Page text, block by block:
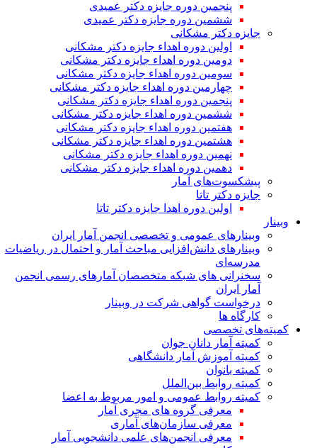
پنجمین دوره جایزه دکتر عمیدی
ششمین دوره جایزه دکتر عمیدی
جایزه دکتر مشکانی
اولین دوره اهداء جایزه دکتر مشکانی
دومین دوره اهداء جایزه دکتر مشکانی
سومین دوره اهداء جایزه دکتر مشکانی
چهارمین دوره اهداء جایزه دکتر مشکانی
پنجمین دوره اهداء جایزه دکتر مشکانی
ششمین دوره اهداء جایزه دکتر مشکانی
هفتمین دوره اهداء جایزه دکتر مشکانی
هشتمین دوره اهداء جایزه دکتر مشکانی
نهمین دوره اهداء جایزه دکتر مشکانی
دهمین دوره اهداء جایزه دکتر مشکانی
پیشکسوت‌های آمار
جایزه دکتر تاتا
اولین دوره اهدا جایزه دکتر تاتا
وبینار
وبینارهای عمومی و تخصصی انجمن آمار ایران
وبینارهای دانش‌افزایی مباحث آمار و احتمال در ریاضیات
مدرسه‌ای
سخنرانی های شبکه متخصصان آمارهای رسمی انجمن
آمار ایران
درخواست گواهی شرکت در وبینار
کارگاه ها
کمیته‌های تخصصی
کمیته آمار دانان جوان
کمیته آموزش آمار دانشگاهی
کمیته بانوان
کمیته روابط بین‌الملل
کمیته روابط عمومی و امور مربوط به اعضا
معرفی گروه های مجری آمار
معرفی سازمان‌های آماری
معرفی انجمن‌های علمی دانشجویی آمار